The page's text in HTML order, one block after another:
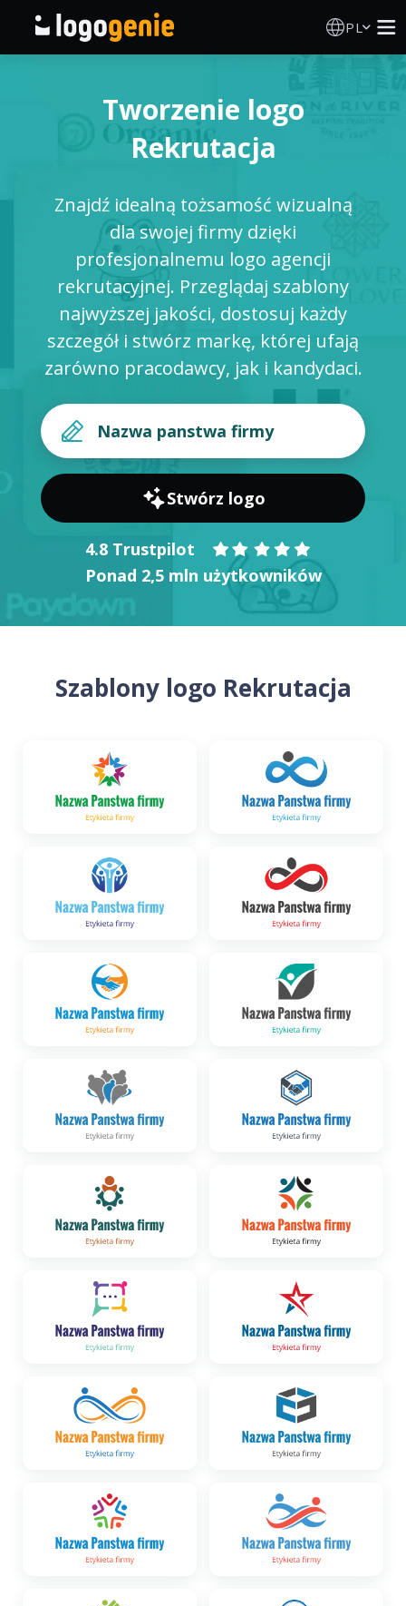
PL
Generator logo AI
Produkty drukowane
O nas
Tworzenie logo
Rekrutacja
Znajdź idealną tożsamość wizualną
dla swojej firmy dzięki
profesjonalnemu logo agencji
rekrutacyjnej. Przeglądaj szablony
najwyższej jakości, dostosuj każdy
szczegół i stwórz markę, której ufają
zarówno pracodawcy, jak i kandydaci.
Stwórz logo
4.8 Trustpilot
Ponad 2,5 mln użytkowników
Szablony logo Rekrutacja